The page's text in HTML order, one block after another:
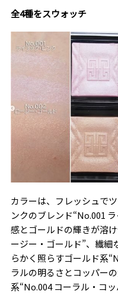
全4種をスウォッチ
カラーは、フレッシュで
ンクのブレンド“No.001
感とゴールドの輝きが溶
ージー・ゴールド”、繊細
らかく照らすゴールド系
ラルの明るさとコッパー
系“No.004 コーラル・コッ